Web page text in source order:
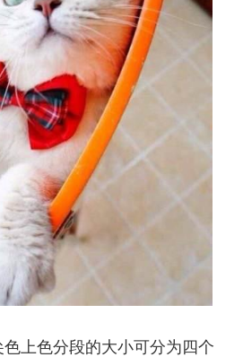
上色分段的大小可分为四个